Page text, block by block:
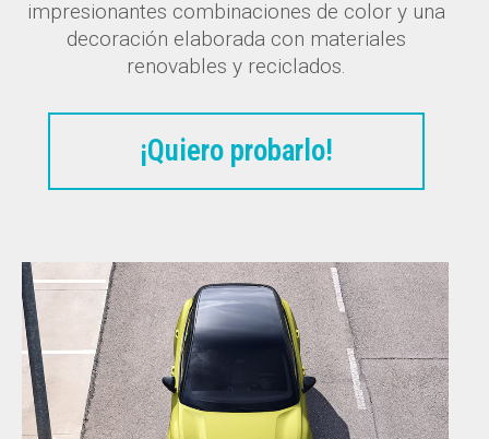
impresionantes combinaciones de color y una
decoración elaborada con materiales
renovables y reciclados.
¡Quiero probarlo!